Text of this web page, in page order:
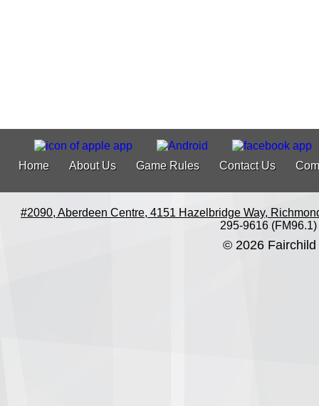
Home About Us Game Rules Contact Us
#2090, Aberdeen Centre, 4151 Hazelbridge Way,
295-9616 (FM96.1)
© 2026 Fairchild